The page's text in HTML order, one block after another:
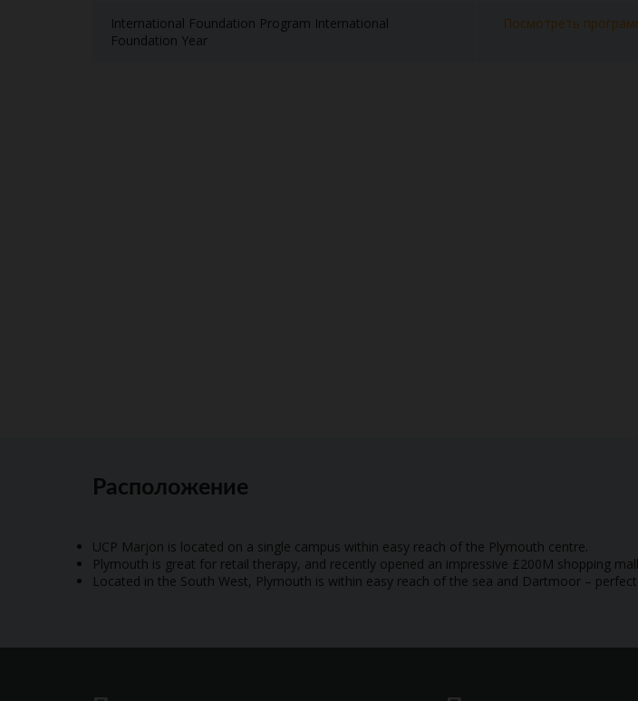
International Foundation Program International
Foundation Year
Посмотреть
Расположение
UCP Marjon is located on a single campus within easy reach of the Plymouth centre.
Plymouth is great for retail therapy, and recently opened an impressive £200M shopping
Located in the South West, Plymouth is within easy reach of the sea and Dartmoor –